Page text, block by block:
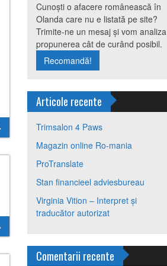
Cunoști o afacere românească în
Olanda care nu e listată pe site?
Trimite-ne un mesaj și vom analiza
propunerea cât de curând posibil.
Recomandă!
Articole recente
Trimsalon 4 Paws
Magazin online Ro-mania
ProTranslate
Stan financieel adviesbureau
Virginia Vition – Interpret și
traducător autorizat
Comentarii recente